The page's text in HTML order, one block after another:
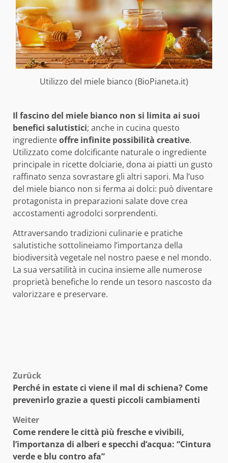
Utilizzo del miele bianco (BioPianeta.it)
Il fascino del miele bianco non si limita ai suoi
benefici salutistici; anche in cucina questo
ingredienteoffre infinite possibilità creative.
Utilizzato come dolcificante naturale o ingrediente
principale in ricette dolciarie, dona ai piatti un gusto
raffinato senza sovrastare gli altri sapori. Ma l’uso
del miele bianco non si ferma ai dolci: può diventare
protagonista in preparazioni salate dove crea
accostamenti agrodolci sorprendenti.
Attraversando tradizioni culinarie e pratiche
salutistiche sottolineiamo l’importanza della
biodiversità vegetale nel nostro paese e nel mondo.
La sua versatilità in cucina insieme alle numerose
proprietà benefiche lo rende un tesoro nascosto da
valorizzare e preservare.
Beitragsnavigation
Zurück
Perché in estate ci viene il mal di schiena? Come
prevenirlo grazie a questi piccoli cambiamenti
Weiter
Come rendere le città più fresche e vivibili,
l’importanza di alberi e specchi d’acqua: “Cintura
verde e blu contro afa”